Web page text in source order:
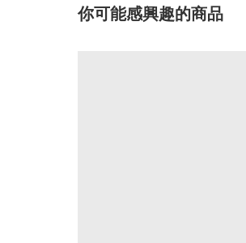
你可能感興趣的商品